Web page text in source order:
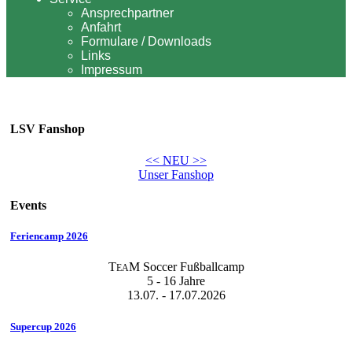
Ansprechpartner
Anfahrt
Formulare / Downloads
Links
Impressum
LSV Fanshop
<< NEU >>
Unser Fanshop
Events
Feriencamp 2026
TEAM Soccer Fußballcamp
5 - 16 Jahre
13.07. - 17.07.2026
Supercup 2026